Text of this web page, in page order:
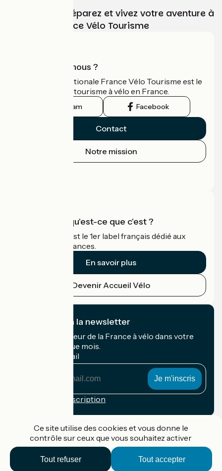
Choisissez, préparez et vivez votre aventure à
vélo avec France Vélo Tourisme
Qui sommes-nous ?
L'association nationale France Vélo Tourisme est le
guide officiel du tourisme à vélo en France.
Instagram Facebook
Contact
Notre mission
Accueil Vélo qu'est-ce que c'est ?
Accueil Vélo c'est le 1er label français dédié aux
cyclistes en vacances.
En savoir plus
Devenir Accueil Vélo
Je m'abonne à la newsletter
Recevez le meilleur de la France à vélo dans votre
boîte mail chaque mois.
Mon adresse mail
Conditions d'inscription
Accueil Vélo Pro
Ce site utilise des cookies et vous donne le
contrôle sur ceux que vous souhaitez activer
Tout accepter
Tout refuser